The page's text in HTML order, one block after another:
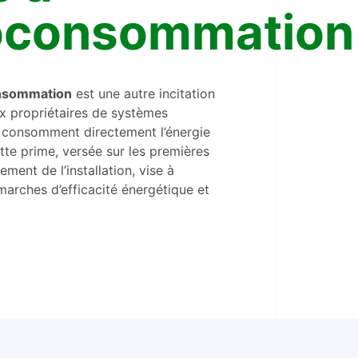
est une autre incitation
propriétaires de systèmes
directement l’énergie
prime, versée sur les premières
de l’installation, vise à
d’efficacité énergétique et